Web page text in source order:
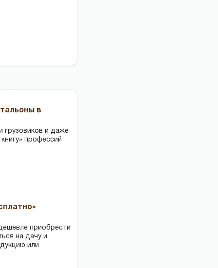
в
грузовиков и даже
профессий
приобрести
на дачу и
или